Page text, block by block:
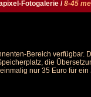
Fotogalerie /8-45
Bereich
die
nur 35 Euro für